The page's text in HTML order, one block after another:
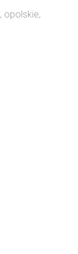
, opolskie,